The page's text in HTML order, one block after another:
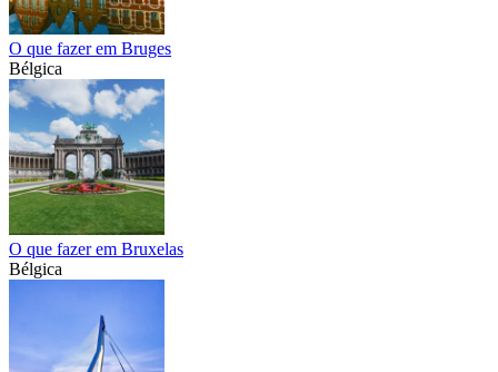
O que fazer em Bruges
Bélgica
O que fazer em Bruxelas
Bélgica